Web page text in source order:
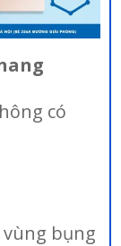
có
vùng bụng